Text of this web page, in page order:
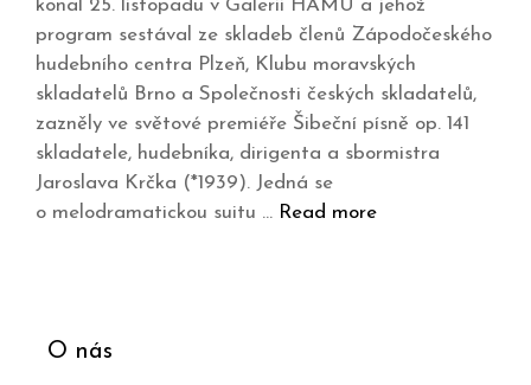
konal 25. listopadu v Galerii HAMU a jehož
program sestával ze skladeb členů Zápodočeského
hudebního centra Plzeň, Klubu moravských
skladatelů Brno a Společnosti českých skladatelů,
zazněly ve světové premiéře Šibeční písně op. 141
skladatele, hudebníka, dirigenta a sbormistra
Jaroslava Krčka (*1939). Jedná se
o melodramatickou suitu … Read more
O nás